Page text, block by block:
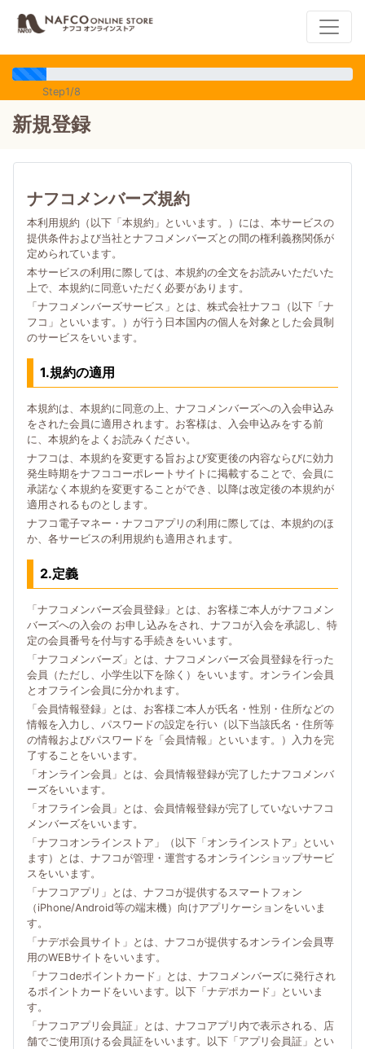
Step1/8
新規登録
ナフコメンバーズ規約
本利用規約（以下「本規約」といいます。）には、本サービスの
提供条件および当社とナフコメンバーズとの間の権利義務関係が
定められています。
本サービスの利用に際しては、本規約の全文をお読みいただいた
上で、本規約に同意いただく必要があります。
「ナフコメンバーズサービス」とは、株式会社ナフコ（以下「ナ
フコ」といいます。）が行う日本国内の個人を対象とした会員制
のサービスをいいます。
1.規約の適用
本規約は、本規約に同意の上、ナフコメンバーズへの入会申込み
をされた会員に適用されます。お客様は、入会申込みをする前
に、本規約をよくお読みください。
ナフコは、本規約を変更する旨および変更後の内容ならびに効力
発生時期をナフココーポレートサイトに掲載することで、会員に
承諾なく本規約を変更することができ、以降は改定後の本規約が
適用されるものとします。
ナフコ電子マネー・ナフコアプリの利用に際しては、本規約のほ
か、各サービスの利用規約も適用されます。
2.定義
「ナフコメンバーズ会員登録」とは、お客様ご本人がナフコメン
バーズへの入会の お申し込みをされ、ナフコが入会を承認し、特
定の会員番号を付与する手続きをいいます。
「ナフコメンバーズ」とは、ナフコメンバーズ会員登録を行った
会員（ただし、小学生以下を除く）をいいます。オンライン会員
とオフライン会員に分かれます。
「会員情報登録」とは、お客様ご本人が氏名・性別・住所などの
情報を入力し、パスワードの設定を行い（以下当該氏名・住所等
の情報およびパスワードを「会員情報」といいます。）入力を完
了することをいいます。
「オンライン会員」とは、会員情報登録が完了したナフコメンバ
ーズをいいます。
「オフライン会員」とは、会員情報登録が完了していないナフコ
メンバーズをいいます。
「ナフコオンラインストア」（以下「オンラインストア」といい
ます）とは、ナフコが管理・運営するオンラインショップサービ
スをいいます。
「ナフコアプリ」とは、ナフコが提供するスマートフォン
（iPhone/Android等の端末機）向けアプリケーションをいいま
す。
「ナデポ会員サイト」とは、ナフコが提供するオンライン会員専
用のWEBサイトをいいます。
「ナフコdeポイントカード」とは、ナフコメンバーズに発行され
るポイントカードをいいます。以下「ナデポカード」といいま
す。
「ナフコアプリ会員証」とは、ナフコアプリ内で表示される、店
舗でご使用頂ける会員証をいいます。以下「アプリ会員証」とい